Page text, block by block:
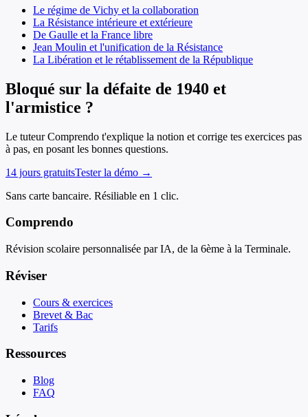
Le régime de Vichy et la collaboration
La Résistance intérieure et extérieure
De Gaulle et la France libre
Jean Moulin et l'unification de la Résistance
La Libération et le rétablissement de la République
Bloqué sur la défaite de 1940 et
l'armistice ?
Le tuteur Comprendo t'explique la notion et corrige tes exercices pas
à pas, en posant les bonnes questions.
14 jours gratuitsTester la démo →
Sans carte bancaire. Résiliable en 1 clic.
Comprendo
Révision scolaire personnalisée par IA, de la 6ème à la Terminale.
Réviser
Cours & exercices
Brevet & Bac
Tarifs
Ressources
Blog
FAQ